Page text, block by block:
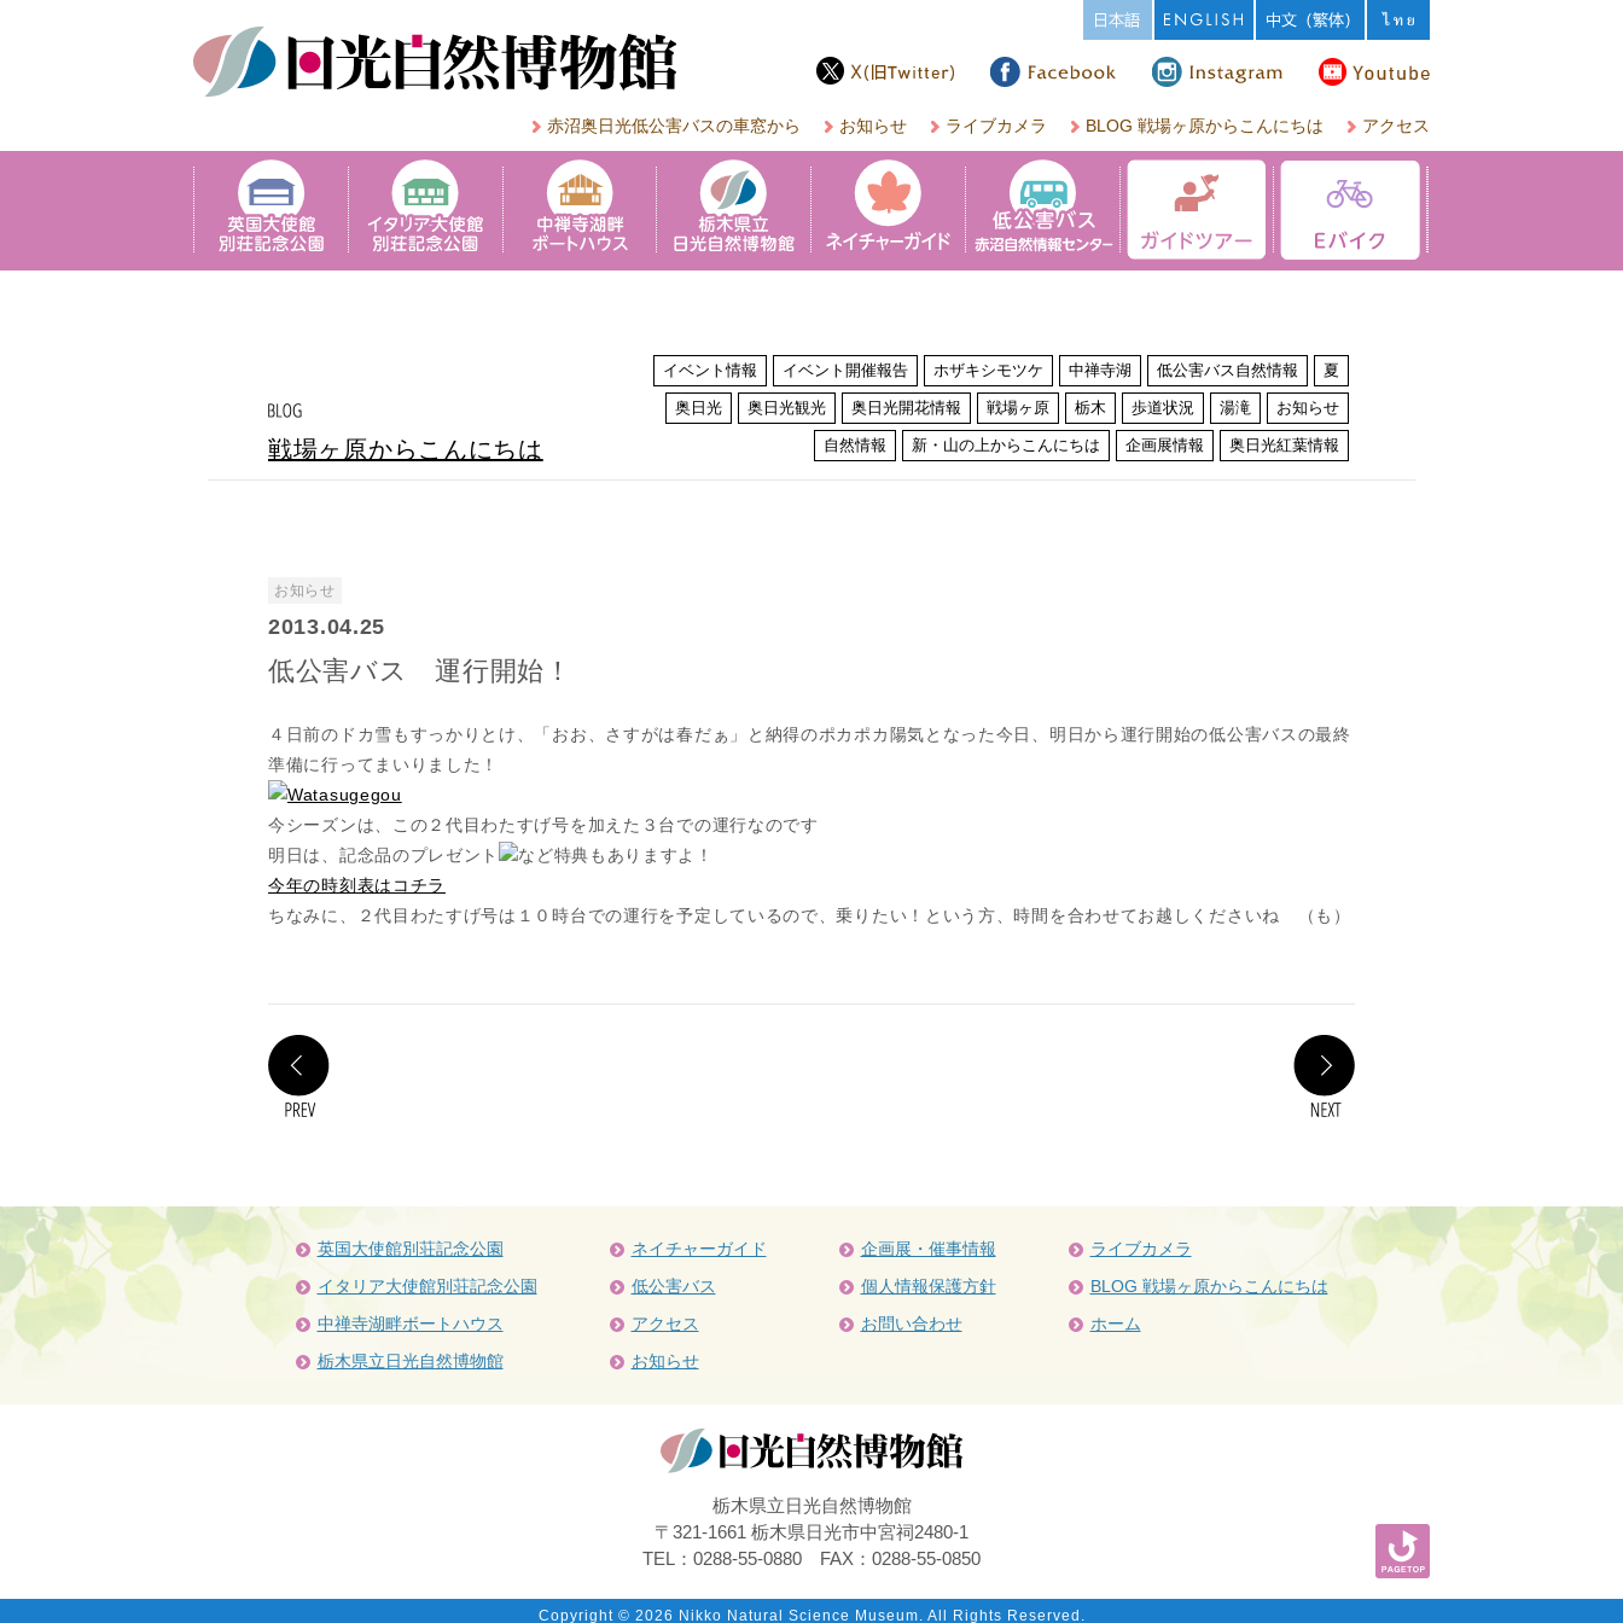
赤沼奥日光低公害バスの車窓から お知らせ ライブカメラ BLOG 戦場ヶ原からこんにちは アクセス
戦場ヶ原からこんにちは
イベント情報 イベント開催報告 ホザキシモツケ 中禅寺湖 低公害バス自然情報 夏
奥日光 奥日光観光 奥日光開花情報 戦場ヶ原 栃木 歩道状況 湯滝 お知らせ
自然情報 新・山の上からこんにちは 企画展情報 奥日光紅葉情報
お知らせ
2013.04.25
低公害バス 運行開始！
４日前のドカ雪もすっかりとけ、「おお、さすがは春だぁ」と納得のポカポカ陽気となった今日、明日から運行開始の低公害バスの最終
準備に行ってまいりました！
今シーズンは、この２代目わたすげ号を加えた３台での運行なのです
明日は、記念品のプレゼント
など特典もありますよ！
今年の時刻表はコチラ
ちなみに、２代目わたすげ号は１０時台での運行を予定しているので、乗りたい！という方、時間を合わせてお越しくださいね （も）
英国大使館別荘記念公園
イタリア大使館別荘記念公園
中禅寺湖畔ボートハウス
栃木県立日光自然博物館
ネイチャーガイド
低公害バス
アクセス
お知らせ
企画展・催事情報
個人情報保護方針
お問い合わせ
ライブカメラ
BLOG 戦場ヶ原からこんにちは
ホーム
栃木県立日光自然博物館
〒321-1661 栃木県日光市中宮祠2480-1
TEL：0288-55-0880 FAX：0288-55-0850
Copyright © 2026 Nikko Natural Science Museum. All Rights Reserved.